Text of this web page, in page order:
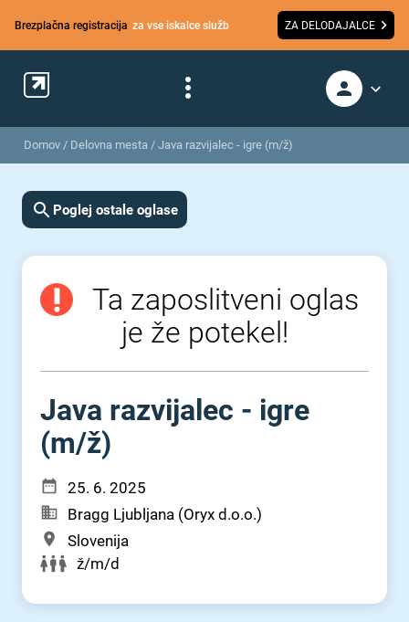
Brezplačna registracija za vse iskalce služb ZA DELODAJALCE
Domov / Delovna mesta / Java razvijalec - igre (m/ž)
Poglej ostale oglase
Ta zaposlitveni oglas
je že potekel!
Java razvijalec - igre
(m⁠/⁠ž)
25. 6. 2025
Bragg Ljubljana (Oryx d.o.o.)
Slovenija
ž/m/d